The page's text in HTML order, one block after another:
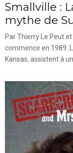
Smallville :
mythe de
Par Thierry Le Peut
commence en 1989.
Kansas, assistent à